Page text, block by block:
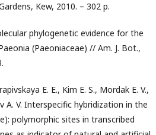
Kew, 2010. – 302 p.
phylogenetic evidence for the
(Paeoniaceae) // Am. J. Bot.,
E. E., Kim E. S., Mordak E. V.,
A. V. Interspecific hybridization in the
polymorphic sites in transcribed